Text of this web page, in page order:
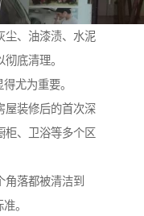
尘、油漆渍、水泥
底清理。
尤为重要。
屋装修后的首次深
柜、卫浴等多个区
角落都被清洁到
。